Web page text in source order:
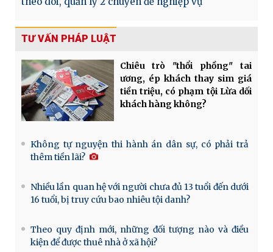
TƯ VẤN PHÁP LUẬT
Chiêu trò "thổi phồng" tai
ương, ép khách thay sim giá
tiền triệu, có phạm tội Lừa dối
khách hàng không?
Không tự nguyện thi hành án dân sự, có phải trả
thêm tiền lãi?
Nhiều lần quan hệ với người chưa đủ 13 tuổi đến dưới
16 tuổi, bị truy cứu bao nhiêu tội danh?
Theo quy định mới, những đối tượng nào và điều
kiện để được thuê nhà ở xã hội?